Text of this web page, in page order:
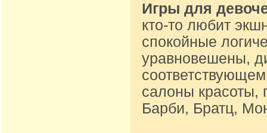
Игры для
кто-то любит
спокойные
уравновешены,
салоны красоты,
Барби, Братц,